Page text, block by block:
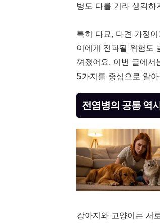
병도 다를 거라 생각
특히 다묘, 다견 가정
이에게 전파될 위험도
껴졌어요. 이번 글에서
5가지를 중심으로 알
전염병의 공통 역
강아지와 고양이는 서